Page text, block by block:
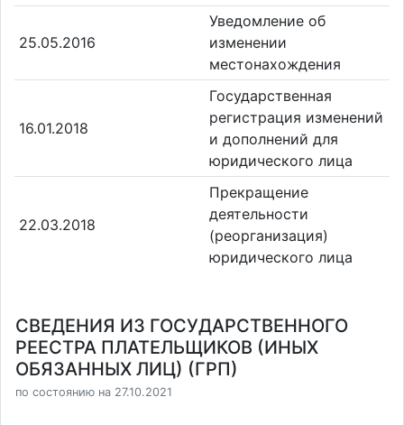
25.05.2016
Уведомление об
изменении
местонахождения
16.01.2018
Государственная
регистрация изменений
и дополнений для
юридического лица
22.03.2018
Прекращение
деятельности
(реорганизация)
юридического лица
СВЕДЕНИЯ ИЗ ГОСУДАРСТВЕННОГО
РЕЕСТРА ПЛАТЕЛЬЩИКОВ (ИНЫХ
ОБЯЗАННЫХ ЛИЦ) (ГРП)
по состоянию на 27.10.2021